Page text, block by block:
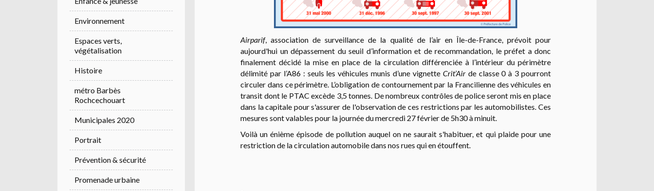
Environnement
Espaces verts,
végétalisation
Histoire
métro Barbès
Rochcechouart
Municipales 2020
Portrait
Prévention & sécurité
Promenade urbaine
Airparif, association de surveillance de la qualité de l’air en Île-de-France, prévoit pour
aujourd'hui un dépassement du seuil d’information et de recommandation, le préfet a donc
finalement décidé la mise en place de la circulation différenciée à l’intérieur du périmètre
délimité par l’A86 : seuls les véhicules munis d’une vignette Crit’Airde classe 0 à 3 pourront
circuler dans ce périmètre. L’obligation de contournement par la Francilienne des véhicules en
transit dont le PTAC excède 3,5 tonnes. De nombreux contrôles de police seront mis en place
dans la capitale pour s'assurer de l'observation de ces restrictions par les automobilistes. Ces
mesures sont valables pour la journée du mercredi 27 février de 5h30 à minuit.
Voilà un énième épisode de pollution auquel on ne saurait s'habituer, et qui plaide pour une
restriction de la circulation automobile dans nos rues qui en étouffent.